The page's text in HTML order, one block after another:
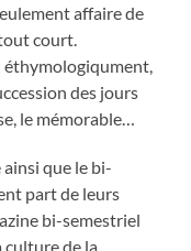
affaire de
court.
; éthymologiqument,
des jours
le mémorable…
que le bi-
part de leurs
bi-semestriel
culture de la